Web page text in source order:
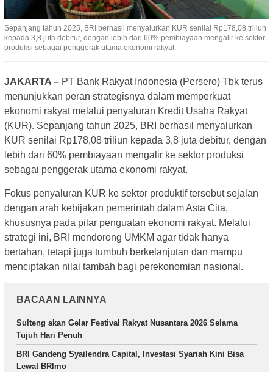
Sepanjang tahun 2025, BRI berhasil menyalurkan KUR senilai Rp178,08 triliun
kepada 3,8 juta debitur, dengan lebih dari 60% pembiayaan mengalir ke sektor
produksi sebagai penggerak utama ekonomi rakyat.
JAKARTA – PT Bank Rakyat Indonesia (Persero) Tbk terus
menunjukkan peran strategisnya dalam memperkuat
ekonomi rakyat melalui penyaluran Kredit Usaha Rakyat
(KUR). Sepanjang tahun 2025, BRI berhasil menyalurkan
KUR senilai Rp178,08 triliun kepada 3,8 juta debitur, dengan
lebih dari 60% pembiayaan mengalir ke sektor produksi
sebagai penggerak utama ekonomi rakyat.
Fokus penyaluran KUR ke sektor produktif tersebut sejalan
dengan arah kebijakan pemerintah dalam Asta Cita,
khususnya pada pilar penguatan ekonomi rakyat. Melalui
strategi ini, BRI mendorong UMKM agar tidak hanya
bertahan, tetapi juga tumbuh berkelanjutan dan mampu
menciptakan nilai tambah bagi perekonomian nasional.
BACAAN LAINNYA
Sulteng akan Gelar Festival Rakyat Nusantara 2026 Selama
Tujuh Hari Penuh
BRI Gandeng Syailendra Capital, Investasi Syariah Kini Bisa
Lewat BRImo